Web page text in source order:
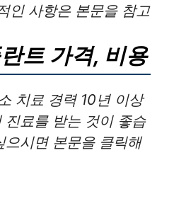
인 사항은 본문을 참고
트 가격, 비용
치료 경력 10년 이상
진료를 받는 것이 좋습
으시면 본문을 클릭해